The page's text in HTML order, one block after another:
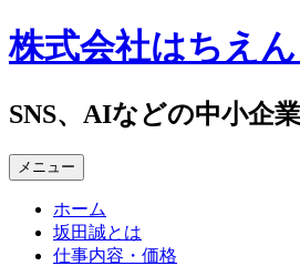
コ
ン
ン
ツ
へ
ス
株式会社はちえ
SNS、AIなどの中小企
メニュー
ホーム
坂田誠とは
仕事内容・価格